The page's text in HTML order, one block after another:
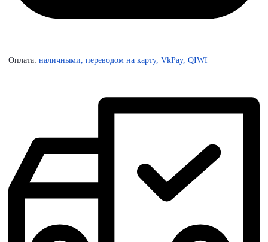
Оплата: наличными, переводом на карту, VkPay, QIWI